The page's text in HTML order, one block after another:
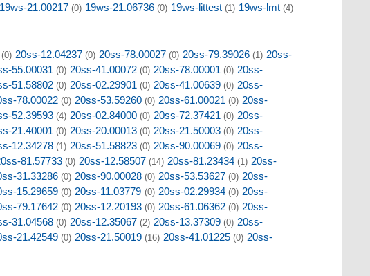
19ws-21.00217 (0) 19ws-21.06736 (0) 19ws-littest (1) 19ws-lmt (4)
(0) 20ss-12.04237 (0) 20ss-78.00027 (0) 20ss-79.39026 (1) 20ss-
55.00031 (0) 20ss-41.00072 (0) 20ss-78.00001 (0) 20ss-
51.58802 (0) 20ss-02.29901 (0) 20ss-41.00639 (0) 20ss-
78.00022 (0) 20ss-53.59260 (0) 20ss-61.00021 (0) 20ss-
52.39593 (4) 20ss-02.84000 (0) 20ss-72.37421 (0) 20ss-
21.40001 (0) 20ss-20.00013 (0) 20ss-21.50003 (0) 20ss-
12.34278 (1) 20ss-51.58823 (0) 20ss-90.00069 (0) 20ss-
81.57733 (0) 20ss-12.58507 (14) 20ss-81.23434 (1) 20ss-
31.33286 (0) 20ss-90.00028 (0) 20ss-53.53627 (0) 20ss-
15.29659 (0) 20ss-11.03779 (0) 20ss-02.29934 (0) 20ss-
79.17642 (0) 20ss-12.20193 (0) 20ss-61.06362 (0) 20ss-
31.04568 (0) 20ss-12.35067 (2) 20ss-13.37309 (0) 20ss-
21.42549 (0) 20ss-21.50019 (16) 20ss-41.01225 (0) 20ss-